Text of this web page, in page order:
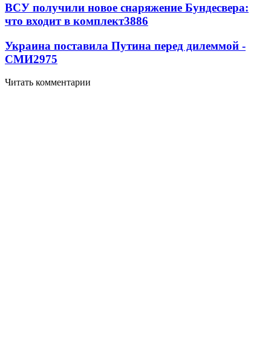
ВСУ получили новое снаряжение Бундесвера:
что входит в комплект3886
Украина поставила Путина перед дилеммой -
СМИ2975
Читать комментарии